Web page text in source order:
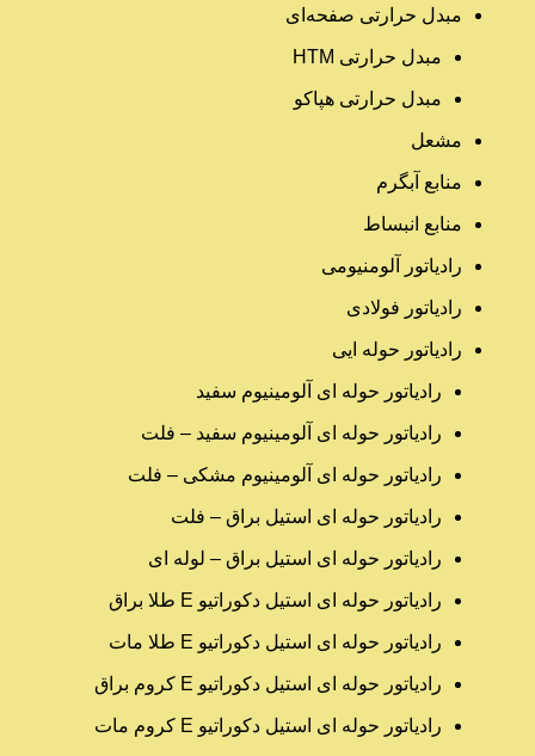
مبدل حرارتی صفحه‌ای
مبدل حرارتی HTM‎
مبدل حرارتی هپاکو
مشعل
منابع آبگرم
منابع انبساط
رادیاتور آلومنیومی
رادیاتور فولادی
رادیاتور حوله ایی
رادیاتور حوله ای آلومینیوم سفید
رادیاتور حوله ای آلومینیوم سفید – فلت
رادیاتور حوله ای آلومینیوم مشکی – فلت
رادیاتور حوله ای استیل براق – فلت
رادیاتور حوله ای استیل براق – لوله ای
رادیاتور حوله ای استیل دکوراتیو E طلا براق
رادیاتور حوله ای استیل دکوراتیو E طلا مات
رادیاتور حوله ای استیل دکوراتیو E کروم براق
رادیاتور حوله ای استیل دکوراتیو E کروم مات